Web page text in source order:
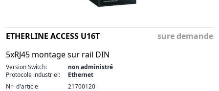
ETHERLINE ACCESS U16T
5xRJ45 montage sur rail DIN
sure demande
Version Switch:
non administré
Protocole industriel:
Ethernet
Nr- d'article
21700120